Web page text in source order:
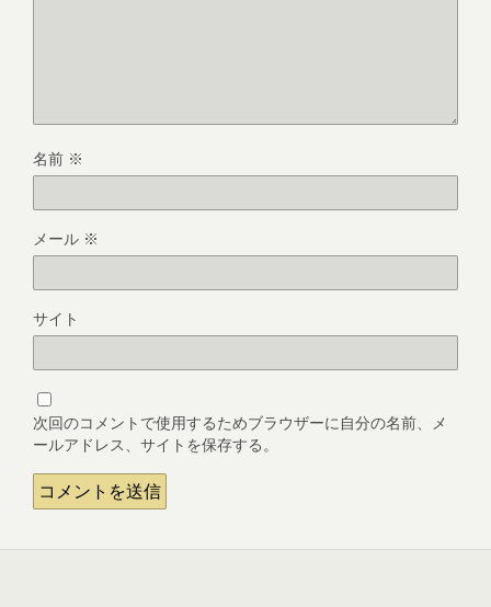
名前 ※
メール ※
サイト
次回のコメントで使用するためブラウザーに自分の名前、メ
ールアドレス、サイトを保存する。